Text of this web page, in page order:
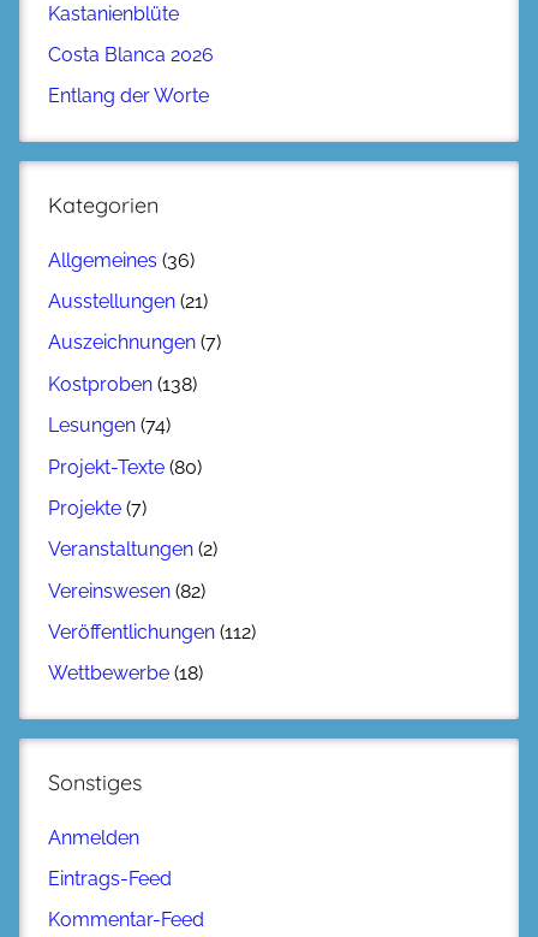
Kastanienblüte
Costa Blanca 2026
Entlang der Worte
Kategorien
Allgemeines (36)
Ausstellungen (21)
Auszeichnungen (7)
Kostproben (138)
Lesungen (74)
Projekt-Texte (80)
Projekte (7)
Veranstaltungen (2)
Vereinswesen (82)
Veröffentlichungen (112)
Wettbewerbe (18)
Sonstiges
Anmelden
Eintrags-Feed
Kommentar-Feed